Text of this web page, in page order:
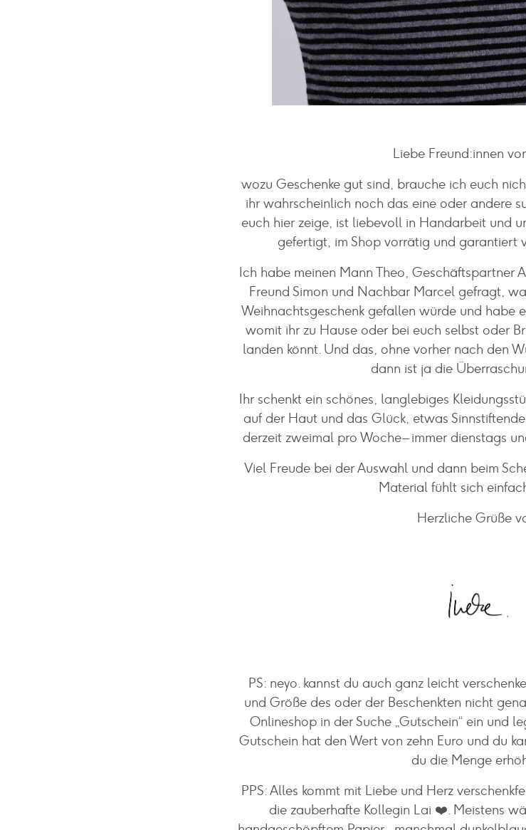
Liebe Freund:innen
wozu Geschenke gut sind, brauche ich euch
ihr wahrscheinlich noch das eine oder andere
euch hier zeige, ist liebevoll in Handarbeit und
gefertigt, im Shop vorrätig und garantiert
Ich habe meinen Mann Theo, Geschäftspartner
Freund Simon und Nachbar Marcel gefragt,
Weihnachtsgeschenk gefallen würde und habe
womit ihr zu Hause oder bei euch selbst oder
landen könnt. Und das, ohne vorher nach den
dann ist ja die
Ihr schenkt ein schönes, langlebiges
auf der Haut und das Glück, etwas
derzeit zweimal pro Woche – immer dienstags
Viel Freude bei der Auswahl und dann beim
Material fühlt sich
Herzliche Grüße
PS: neyo. kannst du auch ganz leicht
und Größe des oder der Beschenkten nicht
Onlineshop in der Suche „Gutschein“ ein und
Gutschein hat den Wert von zehn Euro und du
du die Menge
PPS: Alles kommt mit Liebe und Herz
die zauberhafte Kollegin Lai ❤️. Meistens